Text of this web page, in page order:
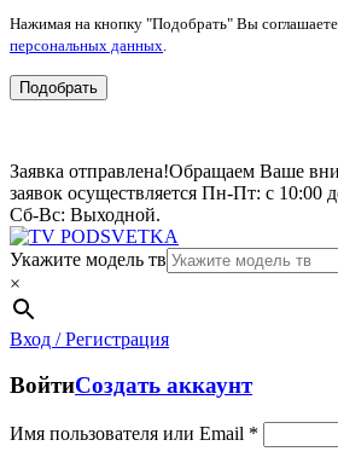
Нажимая на кнопку "Подобрать" Вы
персональных данных
Подобрать
Заявка отправлена!Обращаем Ваше
заявок осуществляется Пн-Пт: с 10:00
Сб-Вс: Выходной.
Укажите модель тв
×
Вход / Регистрация
ВойтиСоздать аккаунт
Имя пользователя или Email *